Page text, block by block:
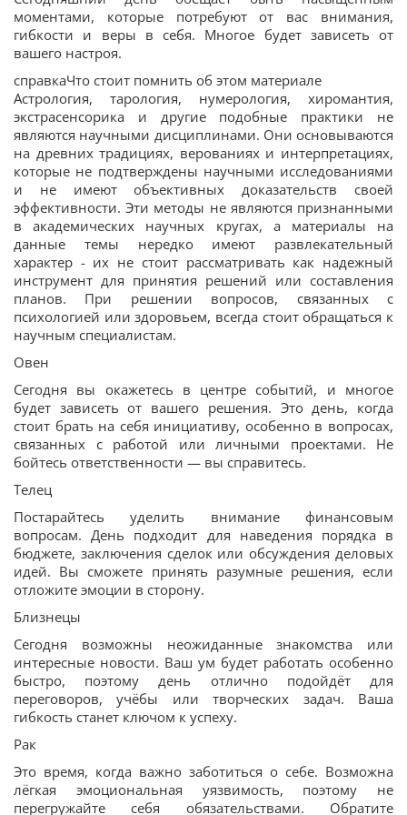
моментами, которые потребуют от вас внимания,
гибкости и веры в себя. Многое будет зависеть от
вашего настроя.
справкаЧто стоит помнить об этом материале
Астрология, тарология, нумерология, хиромантия,
экстрасенсорика и другие подобные практики не
являются научными дисциплинами. Они основываются
на древних традициях, верованиях и интерпретациях,
которые не подтверждены научными исследованиями
и не имеют объективных доказательств своей
эффективности. Эти методы не являются признанными
в академических научных кругах, а материалы на
данные темы нередко имеют развлекательный
характер - их не стоит рассматривать как надежный
инструмент для принятия решений или составления
планов. При решении вопросов, связанных с
психологией или здоровьем, всегда стоит обращаться к
научным специалистам.
Овен
Сегодня вы окажетесь в центре событий, и многое
будет зависеть от вашего решения. Это день, когда
стоит брать на себя инициативу, особенно в вопросах,
связанных с работой или личными проектами. Не
бойтесь ответственности — вы справитесь.
Телец
Постарайтесь уделить внимание финансовым
вопросам. День подходит для наведения порядка в
бюджете, заключения сделок или обсуждения деловых
идей. Вы сможете принять разумные решения, если
отложите эмоции в сторону.
Близнецы
Сегодня возможны неожиданные знакомства или
интересные новости. Ваш ум будет работать особенно
быстро, поэтому день отлично подойдёт для
переговоров, учёбы или творческих задач. Ваша
гибкость станет ключом к успеху.
Рак
Это время, когда важно заботиться о себе. Возможна
лёгкая эмоциональная уязвимость, поэтому не
перегружайте себя обязательствами. Обратите